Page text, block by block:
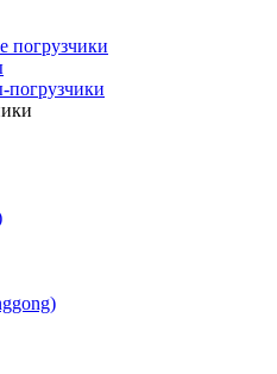
погрузчики
погрузчики